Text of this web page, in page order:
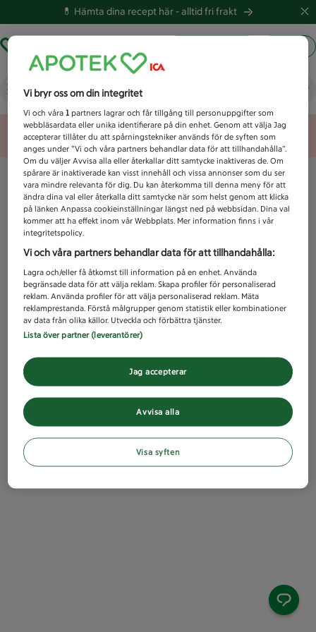
💊 Hämta dina recept här -alltid fri frakt
Vad letar du efter idag?
Unknown error
Vi bryr oss om din integritet
Vi och våra1 partners lagrar och får tillgång till personuppgifter som
webbläsardata eller unika identifierare på din enhet. Genom att välja Jag
accepterar tillåter du att spårningstekniker används för de syften som
anges under ”Vi och våra partners behandlar data för att tillhandahålla”.
Om du väljer Avvisa alla eller återkallar ditt samtycke inaktiveras de. Om
spårare är inaktiverade kan visst innehåll och vissa annonser som du ser
vara mindre relevanta för dig. Du kan återkomma till denna meny för att
ändra dina val eller återkalla ditt samtycke när som helst genom att klicka
på länken Anpassa cookieinställningar längst ned på webbsidan. Dina val
kommer att ha effekt inom vår Webbplats. Mer information finns i vår
integritetspolicy.
Vi och våra partners behandlar data för att tillhandahålla:
Lagra och/eller få åtkomst till information på en enhet. Använda
begränsade data för att välja reklam. Skapa profiler för personaliserad
reklam. Använda profiler för att välja personaliserad reklam. Mäta
reklamprestanda. Förstå målgrupper genom statistik eller kombinationer
av data från olika källor. Utveckla och förbättra tjänster.
Lista över partner (leverantörer)
Avvisa alla
Jag accepterar
Visa syften